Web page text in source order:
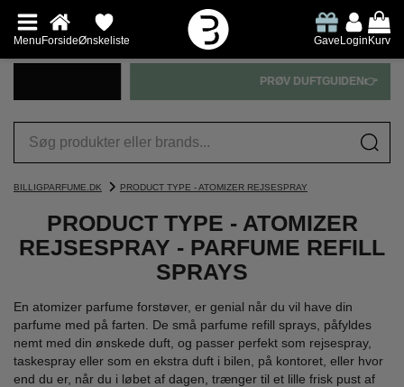
MenuForsideØnskeliste GaveLoginKurv
BILLIGPARFUME.DK PRODUCT TYPE - ATOMIZER REJSESPRAY
PRODUCT TYPE - ATOMIZER
REJSESPRAY - PARFUME REFILL
SPRAYS
En atomizer parfume forstøver, er genial når du vil have din
parfume med på farten. De små parfume refill sprays, påfyldes
nemt med din ønskede duft, og passer perfekt som rejsespray,
taskespray eller som en ekstra duft i bilen, på kontoret, eller hvor
end du er, når du i løbet af dagen, trænger til et lille frisk pust af